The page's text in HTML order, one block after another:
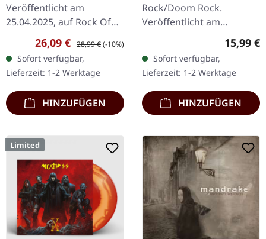
Veröffentlicht am
25.04.2025, auf Rock Of
Angels Records.
Dunkelgelb marmoriertes
Vinyl, limitierte Auflage. In
ihrem neuesten Werk…
Verkaufspreis:
26,09 € Regulärer Preis:
28,99 €(-10%)
Sofort verfügbar,
Lieferzeit: 1-2 Werktage
HINZUFÜGEN
Rock/Doom Rock.
Veröffentlicht am
11.04.2025, auf Metal
Blade Records. CD im
DigiPak. The Spin ist eine
musikalische Odyssee,
die…
15,99 €
Sofort verfügbar,
Lieferzeit: 1-2 Werktage
HINZUFÜGEN
Limited